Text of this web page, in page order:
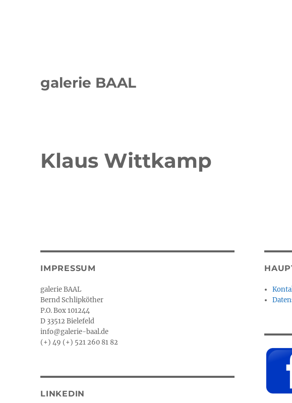
galerie BAAL
Klaus Wittkamp
IMPRESSUM
galerie BAAL
Bernd Schlipköther
P.O. Box 101244
D 33512 Bielefeld
info@galerie-baal.de
(+) 49 (+) 521 260 81 82
LINKEDIN